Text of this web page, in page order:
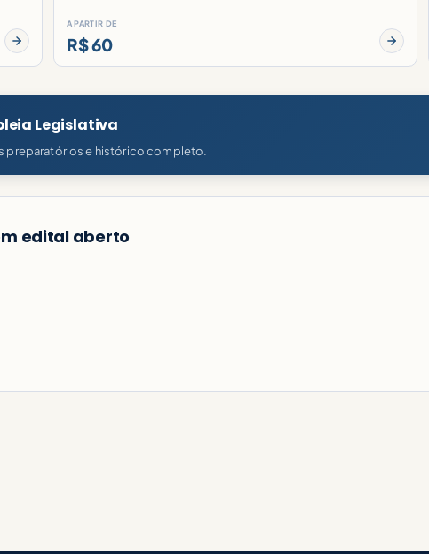
A PARTIR DE
R$ 60
Legislativa
preparatórios e histórico completo.
edital aberto